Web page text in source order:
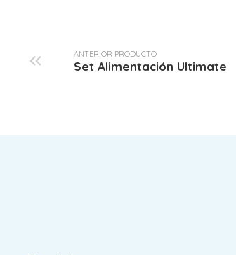
ANTERIOR PRODUCTO
Set Alimentación Ultimate